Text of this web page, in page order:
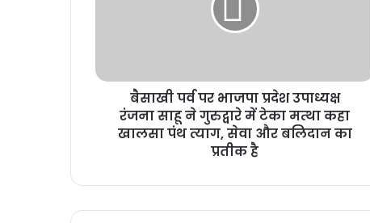
बैसाखी पर्व पर भाजपा प्रदेश उपाध्यक्ष
रंजना साहू ने गुरुद्वारे में टेका मत्था कहा
खालसा पंथ त्याग, सेवा और बलिदान का
प्रतीक है